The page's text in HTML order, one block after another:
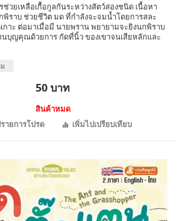
รช่วยเหลือเกื้อกูลกันระหว่างสัตว์สองชนิด เนื้อหา
พิราบ ช่วยชีวิต มด ที่กำลังจะจมน้ำโดยการสละ
กาะ ต่อมาเมื่อมี นายพราน พยายามจะยิงนกพิราบ
บุญคุณด้วยการ กัดที่นิ้ว ของเขาจนเสียหลักและ
50 บาท
สินค้าหมด
ายการโปรด
เพิ่มไปเปรียบเทียบ